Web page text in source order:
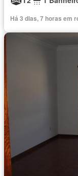
Há 3 dias, 7 horas em